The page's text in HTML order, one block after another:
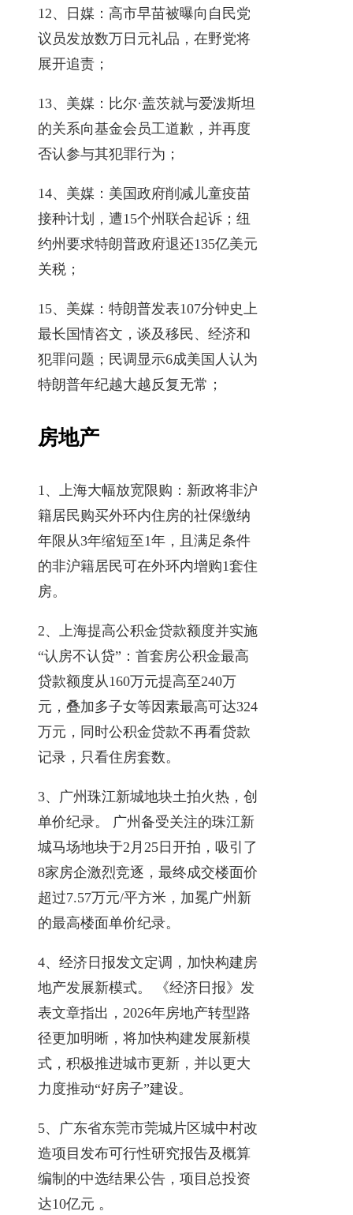
12、日媒：高市早苗被曝向自民党
议员发放数万日元礼品，在野党将
展开追责；
13、美媒：比尔·盖茨就与爱泼斯坦
的关系向基金会员工道歉，并再度
否认参与其犯罪行为；
14、美媒：美国政府削减儿童疫苗
接种计划，遭15个州联合起诉；纽
约州要求特朗普政府退还135亿美元
关税；
15、美媒：特朗普发表107分钟史上
最长国情咨文，谈及移民、经济和
犯罪问题；民调显示6成美国人认为
特朗普年纪越大越反复无常；
房地产
1、上海大幅放宽限购：新政将非沪
籍居民购买外环内住房的社保缴纳
年限从3年缩短至1年，且满足条件
的非沪籍居民可在外环内增购1套住
房。
2、上海提高公积金贷款额度并实施
“认房不认贷”：首套房公积金最高
贷款额度从160万元提高至240万
元，叠加多子女等因素最高可达324
万元，同时公积金贷款不再看贷款
记录，只看住房套数。
3、广州珠江新城地块土拍火热，创
单价纪录。 广州备受关注的珠江新
城马场地块于2月25日开拍，吸引了
8家房企激烈竞逐，最终成交楼面价
超过7.57万元/平方米，加冕广州新
的最高楼面单价纪录。
4、经济日报发文定调，加快构建房
地产发展新模式。 《经济日报》发
表文章指出，2026年房地产转型路
径更加明晰，将加快构建发展新模
式，积极推进城市更新，并以更大
力度推动“好房子”建设。
5、广东省东莞市莞城片区城中村改
造项目发布可行性研究报告及概算
编制的中选结果公告，项目总投资
达10亿元 。